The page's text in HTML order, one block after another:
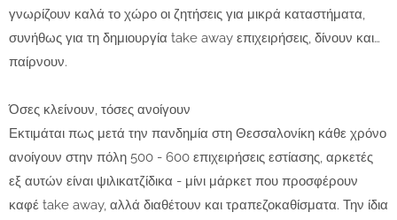
γνωρίζουν καλά το χώρο οι ζητήσεις για μικρά καταστήματα,
συνήθως για τη δημιουργία take away επιχειρήσεις, δίνουν και…
παίρνουν.
Όσες κλείνουν, τόσες ανοίγουν
Εκτιμάται πως μετά την πανδημία στη Θεσσαλονίκη κάθε χρόνο
ανοίγουν στην πόλη 500 - 600 επιχειρήσεις εστίασης, αρκετές
εξ αυτών είναι ψιλικατζίδικα - μίνι μάρκετ που προσφέρουν
καφέ take away, αλλά διαθέτουν και τραπεζοκαθίσματα. Την ίδια